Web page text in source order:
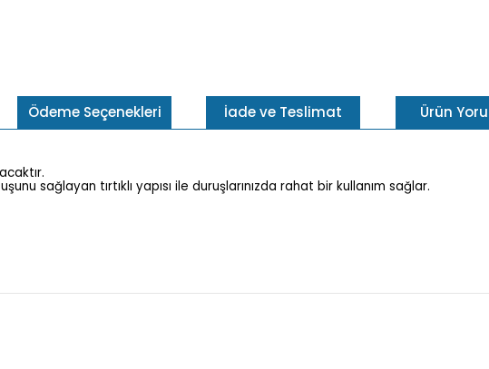
Ödeme Seçenekleri İade ve Teslimat Ürün
sağlayan tırtıklı yapısı ile duruşlarınızda rahat bir kullanım sağlar.